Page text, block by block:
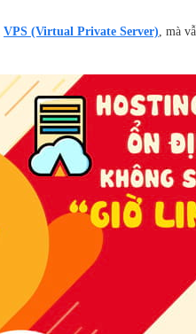
VPS (Virtual Private Server), mà